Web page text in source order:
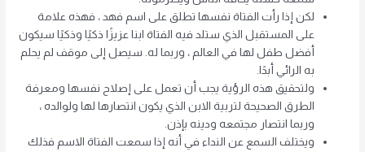
لكن إذا رأت الفتاة نفسها تطلق على اسم فهد ، فهذه علامة
على المستقبل الذي ستلد فيه الفتاة ابنا عزيزًا ذكيًا وذكيًا سيكون
أفضل طفل لها في العالم ، وربما له. سيصل إلى موقف لم يحلم
به الرائي أبدًا.
ولتحقيق هذه الرؤية يجب أن تعمل على إصلاح نفسها ومعرفة
الطرق الصحيحة لتربية الابن الذي يكون انتصارها لها ولوالده ،
وربما انتصار مجتمعه ودينه بإذن.
ويختلف السمع عن النداء في أنه إذا سمعت الفتاة الاسم فذلك